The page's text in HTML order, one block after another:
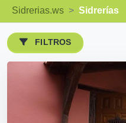
Sidrerias.ws Sidrerías
FILTROS